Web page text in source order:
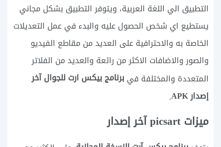
التطبيق الي اللغة العربية، ويتوفر التطبيق بشكل مجاني
يستطيع اي شخص الحصول عليه والبدء في عمل التعديلات
الخاصة به والاحترافية على العديد من مقاطع الفيديو
والصور والاضافات الاكثر من رائعة والعديد من الفلاتر
المتعددة والمختلفة فيبرنامج بيكس ارت للجوال آخر
إصدار APK
.
ميزات picsart آخر إصدار